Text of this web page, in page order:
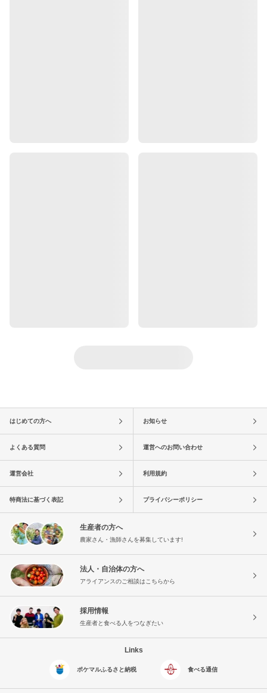
はじめての方へ お知らせ
よくある質問 運営へのお問い合わせ
運営会社 利用規約
特商法に基づく表記 プライバシーポリシー
生産者の方へ
農家さん・漁師さんを募集しています!
法人・自治体の方へ
アライアンスのご相談はこちらから
採用情報
生産者と食べる人をつなぎたい
Links
ポケマルふるさと納税 食べる通信